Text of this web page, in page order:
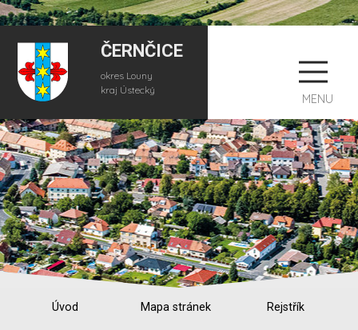
ČERNČICE
okres Louny
kraj Ústecký
MENU
Úvod Mapa stránek Rejstřík